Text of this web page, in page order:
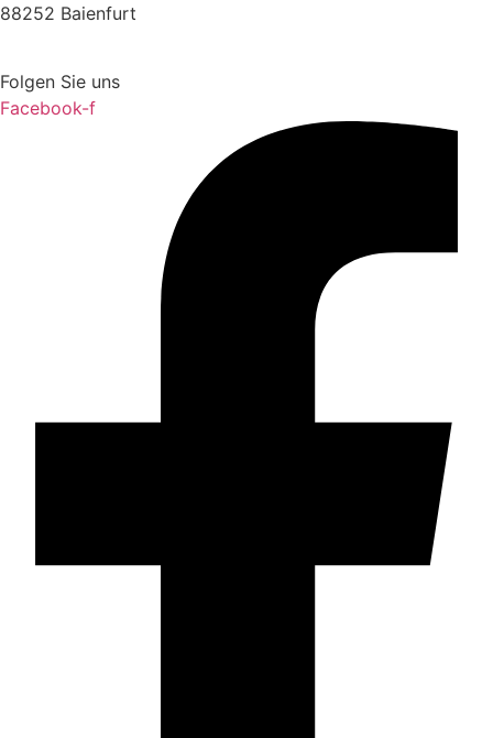
88252 Baienfurt
Folgen Sie uns
Facebook-f